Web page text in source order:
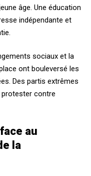
âge. Une éducation
indépendante et
sociaux et la
ont bouleversé les
Des partis extrêmes
contre
au
la